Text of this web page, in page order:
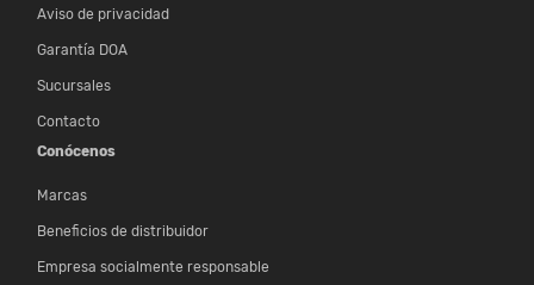
Aviso de privacidad
Garantía DOA
Sucursales
Contacto
Conócenos
Marcas
Beneficios de distribuidor
Empresa socialmente responsable